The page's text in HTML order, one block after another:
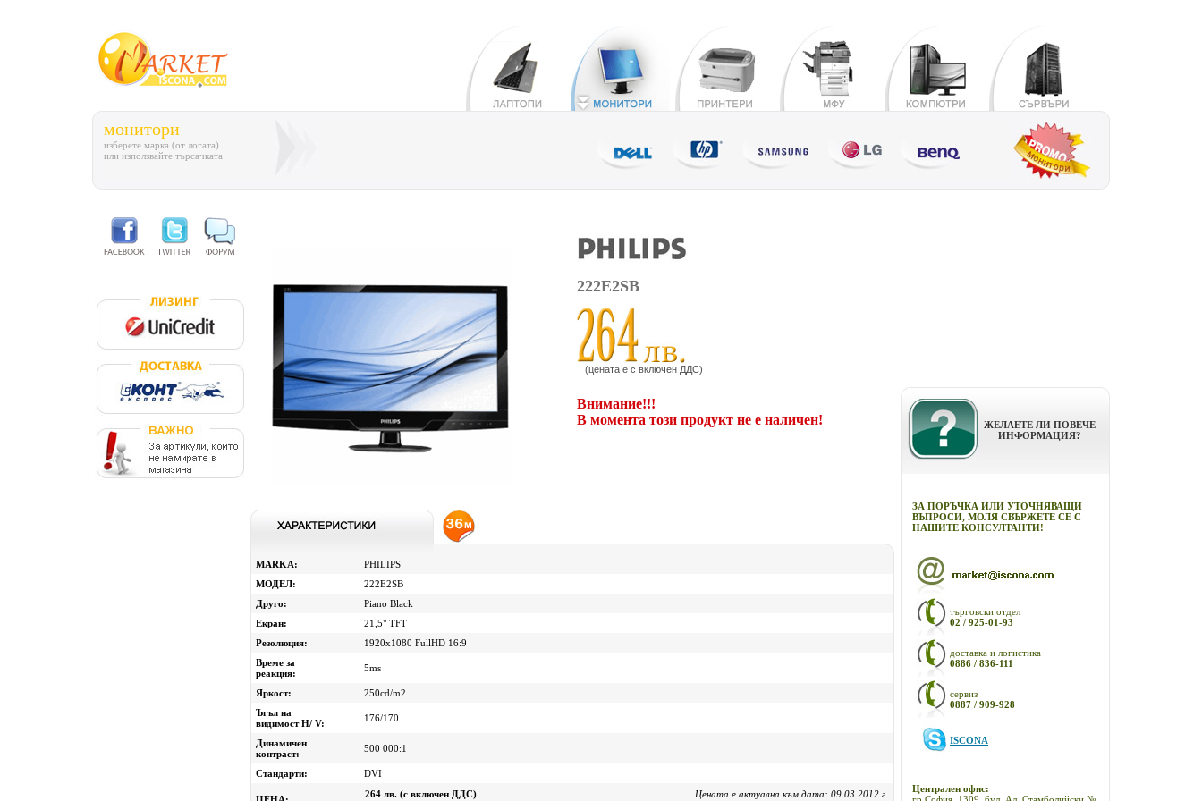
монитори
изберете марка (от логата)
или използвайте търсачката
222E2SB
(цената е с включен ДДС)
Внимание!!!
В момента този продукт не е наличен!
MARKA:
PHILIPS
МОДЕЛ:
222E2SB
Друго:
Piano Black
Eкран:
21,5" TFT
Резолюция:
1920x1080 FullHD 16:9
Време за
реакция:
5ms
Яркост:
250cd/m2
Ъгъл на
видимост H/ V:
176/170
Динамичен
контраст:
500 000:1
Стандарти: DVI
264 лв. (с включен ДДС)
Цената е актуална към дата: 09.03.2012 г.
ЖЕЛАЕТЕ ЛИ ПОВЕЧЕ
ИНФОРМАЦИЯ?
ЗА ПОРЪЧКА ИЛИ УТОЧНЯВАЩИ
ВЪПРОСИ, МОЛЯ СВЪРЖЕТЕ СЕ С
НАШИТЕ КОНСУЛТАНТИ!
търговски отдел
02 / 925-01-93
доставка и логистика
0886 / 836-111
сервиз
0887 / 909-928
ISCONA
Централен офис: